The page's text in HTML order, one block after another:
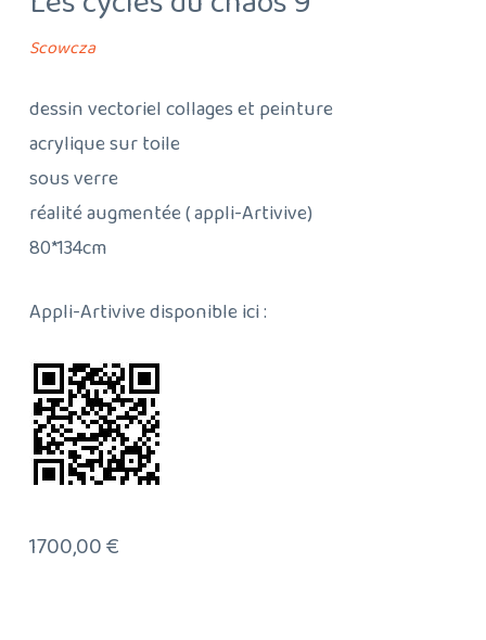
Scowcza
dessin vectoriel collages et peinture
acrylique sur toile
sous verre
réalité augmentée ( appli-Artivive)
80*134cm
Appli-Artivive disponible ici :
1700,00€